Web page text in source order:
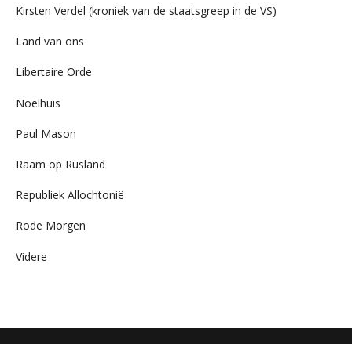
Kirsten Verdel (kroniek van de staatsgreep in de VS)
Land van ons
Libertaire Orde
Noelhuis
Paul Mason
Raam op Rusland
Republiek Allochtonië
Rode Morgen
Videre